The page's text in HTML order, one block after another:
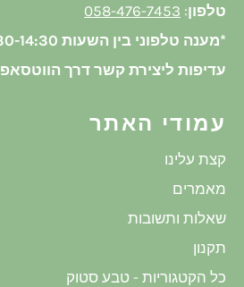
טלפון:
058-476-7453
*מענה טלפוני בין השעות 08:30-14:30
עדיפות ליצירת קשר דרך הווטסאפ
עמודי האתר
קצת עלינו
מאמרים
שאלות ותשובות
תקנון
כל הקטגוריות - טבע סטוק